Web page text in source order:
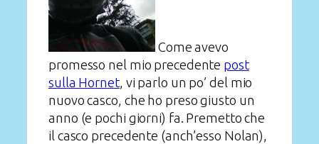
Come avevo
promesso nel mio precedente post
sulla Hornet, vi parlo un po’ del mio
nuovo casco, che ho preso giusto un
anno (e pochi giorni) fa. Premetto che
il casco precedente (anch’esso Nolan),